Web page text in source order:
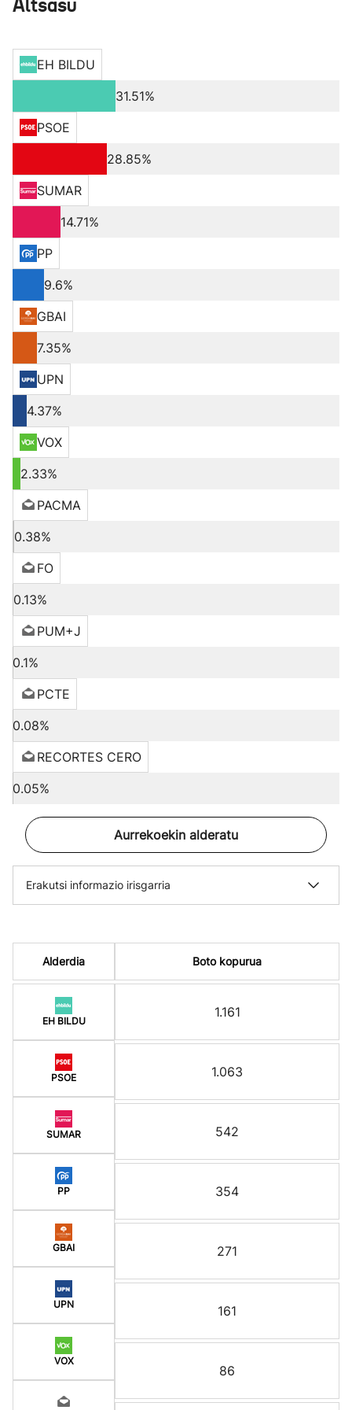
Altsasu
EH BILDU
31.51%
PSOE
28.85%
SUMAR
14.71%
PP
9.6%
GBAI
7.35%
UPN
4.37%
VOX
2.33%
PACMA
0.38%
FO
0.13%
PUM+J
0.1%
PCTE
0.08%
RECORTES CERO
0.05%
Aurrekoekin alderatu
Erakutsi informazio irisgarria
Alderdia
EH BILDU
PSOE
SUMAR
PP
GBAI
UPN
VOX
Boto kopurua
1.161
1.063
542
354
271
161
86